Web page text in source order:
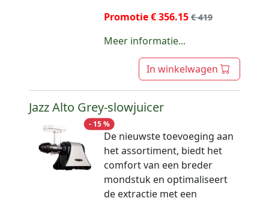
Promotie € 356.15€ 419
Meer informatie...
In winkelwagen
Jazz Alto Grey-slowjuicer
- 15 %
De nieuwste toevoeging aan
het assortiment, biedt het
comfort van een breder
mondstuk en optimaliseert
de extractie met een